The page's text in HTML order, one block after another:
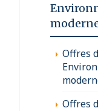
Offres
Offres